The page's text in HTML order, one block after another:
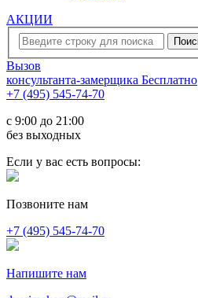
АКЦИИ
Вызов
консультанта-замерщика Бесплатно
+7 (495) 545-74-70
c 9:00 до 21:00
без выходных
Если у вас есть вопросы:
Позвоните нам
+7 (495) 545-74-70
Напишите нам